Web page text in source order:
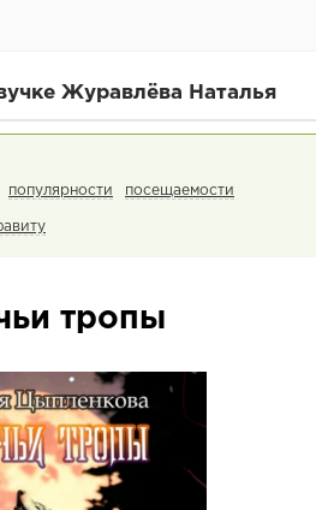
Журавлёва Наталья
популярности посещаемости
тропы